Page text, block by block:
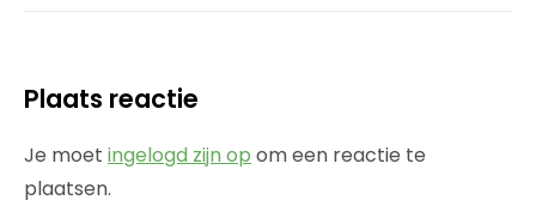
Plaats reactie
Je moet ingelogd zijn op om een reactie te
plaatsen.